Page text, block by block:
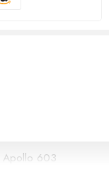
Apollo 603